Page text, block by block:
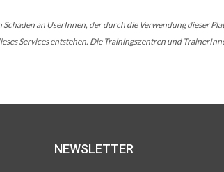
an UserInnen, der durch die Verwendung dieser
Services entstehen. Die Trainingszentren und
NEWSLETTER